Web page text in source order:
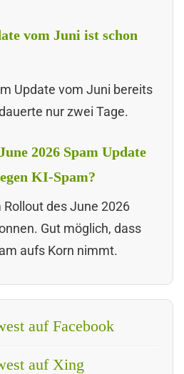
vom Juni ist schon
Update vom Juni bereits
nur zwei Tage.
2026 Spam Update
KI-Spam?
des June 2026
Gut möglich, dass
aufs Korn nimmt.
auf Facebook
auf Xing